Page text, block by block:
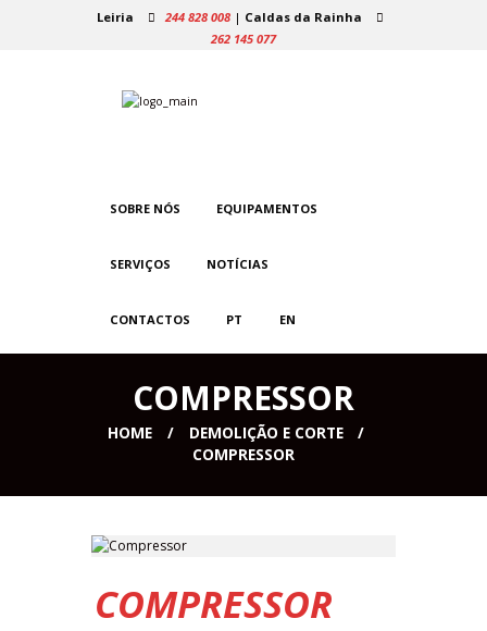
Leiria 244 828 008 | Caldas da Rainha
262 145 077
SOBRE NÓS EQUIPAMENTOS
SERVIÇOS NOTÍCIAS
CONTACTOS PT EN
COMPRESSOR
HOME
DEMOLIÇÃO E CORTE
COMPRESSOR
COMPRESSOR